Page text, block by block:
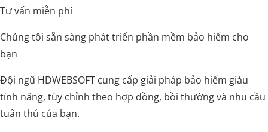
Tư vấn miễn phí
Chúng tôi sẵn sàng phát triển phần mềm bảo hiểm cho
bạn
Đội ngũ HDWEBSOFT cung cấp giải pháp bảo hiểm giàu
tính năng, tùy chỉnh theo hợp đồng, bồi thường và nhu cầu
tuân thủ của bạn.